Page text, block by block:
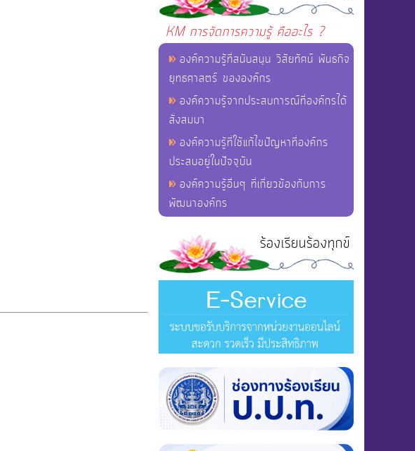
KM การจัดการความรู้ คืออะไร ?
องค์ความรู้ที่สนับสนุน วิสัยทัศน์ พันธกิจ
ยุทธศาสตร์ ขององค์กร
องค์ความรู้จากประสบการณ์ที่องค์กรได้
สั่งสมมา
องค์ความรู้ที่ใช้แก้ไขปัญหาที่องค์กร
ประสบอยู่ในปัจจุบัน
องค์ความรู้อื่นๆ ที่เกี่ยวข้องกับการ
พัฒนาองค์กร
ร้องเรียนร้องทุกข์